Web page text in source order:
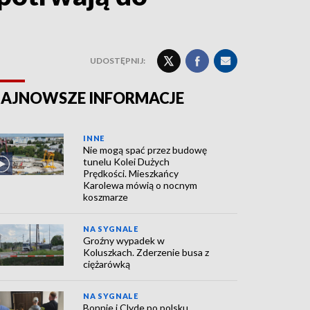
UDOSTĘPNIJ:
INFORMACJE
INNE
Nie mogą spać przez budowę
tunelu Kolei Dużych
Prędkości. Mieszkańcy
Karolewa mówią o nocnym
koszmarze
NA SYGNALE
Groźny wypadek w
Koluszkach. Zderzenie busa z
ciężarówką
NA SYGNALE
Bonnie i Clyde po polsku.